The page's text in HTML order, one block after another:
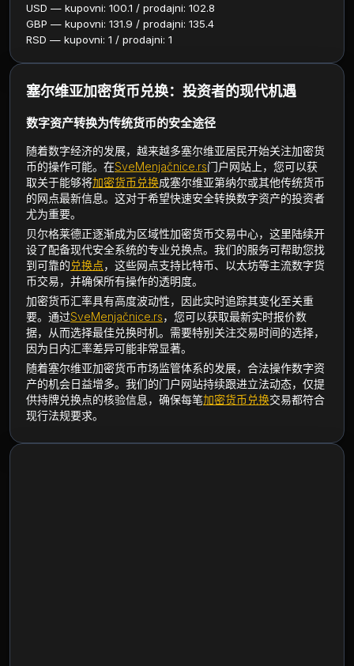
USD — kupovni: 100.1 / prodajni: 102.8
GBP — kupovni: 131.9 / prodajni: 135.4
RSD — kupovni: 1 / prodajni: 1
塞尔维亚加密货币兑换：投资者的现代机遇
数字资产转换为传统货币的安全途径
随着数字经济的发展，越来越多塞尔维亚居民开始关注加密货
币的操作可能。在SveMenjačnice.rs门户网站上，您可以获
取关于能够将加密货币兑换成塞尔维亚第纳尔或其他传统货币
的网点最新信息。这对于希望快速安全转换数字资产的投资者
尤为重要。
贝尔格莱德正逐渐成为区域性加密货币交易中心，这里陆续开
设了配备现代安全系统的专业兑换点。我们的服务可帮助您找
到可靠的兑换点，这些网点支持比特币、以太坊等主流数字货
币交易，并确保所有操作的透明度。
加密货币汇率具有高度波动性，因此实时追踪其变化至关重
要。通过SveMenjačnice.rs，您可以获取最新实时报价数
据，从而选择最佳兑换时机。需要特别关注交易时间的选择，
因为日内汇率差异可能非常显著。
随着塞尔维亚加密货币市场监管体系的发展，合法操作数字资
产的机会日益增多。我们的门户网站持续跟进立法动态，仅提
供持牌兑换点的核验信息，确保每笔加密货币兑换交易都符合
现行法规要求。